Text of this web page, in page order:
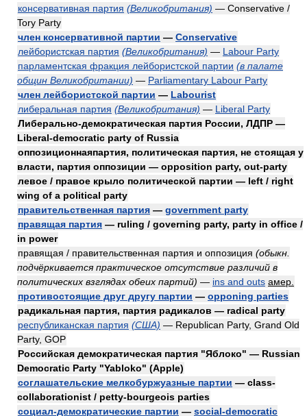
консервативная партия (Великобритания) — Conservative /
Tory Party
член консервативной партии — Conservative
лейбористская партия (Великобритания) — Labour Party
парламентская фракция лейбористской партии (в палате
общин Великобритании) — Parliamentary Labour Party
член лейбористской партии — Labourist
либеральная партия (Великобритания) — Liberal Party
Либерально-демократическая партия России, ЛДПР —
Liberal-democratic party of Russia
оппозиционнаяпартия, политическая партия, не стоящая у
власти, партия оппозиции — opposition party, out-party
левое / правое крыло политической партии — left / right
wing of a political party
правительственная партия — government party
правящая партия — ruling / governing party, party in office /
in power
правящая / правительственная партия и оппозиция (обыкн.
подчёркивается практическое отсутствие различий в
политических взглядах обеих партий) — ins and outs амер.
противостоящие друг другу партии — opponing parties
радикальная партия, партия радикалов — radical party
республиканская партия (США) — Republican Party, Grand Old
Party, GOP
Российская демократическая партия "Яблоко" — Russian
Democratic Party "Yabloko" (Apple)
соглашательские мелкобуржуазные партии — class-
collaborationist / petty-bourgeois parties
социал-демократические партии — social-democratic